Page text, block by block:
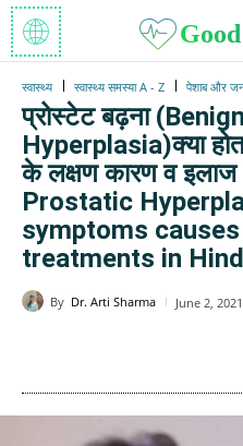
स्वास्थ्य स्वास्थ्य समस्या A - Z पेशाब और
प्रोस्टेट बढ़ना
Hyperplasia)क्या
के लक्षण कारण व
Prostatic
symptoms
treatments in
By Dr. Arti Sharma June 2, 2021